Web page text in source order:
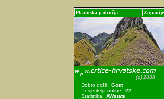
Planinska područja Županije
Dobro došli : Gost
Posjetitelja online : 22
Statistika : AWstats